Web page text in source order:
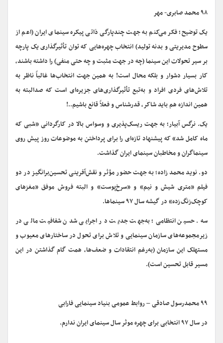
۹۸ محمد صابری- مهر
یک توضیح؛ فکر می‌کنم به جهت چندپارگی ذاتی پیکره سینمای ایران (اعم از
سطوح مدیریتی و بدنه تولید) انتخاب چهره‌هایی که توان تأثیرگذاری یک پارچه
بر سیر تحولات این سینما (چه در جهت مثبت و چه حتی منفی) را داشته باشند،
کار بسیار دشوار و بلکه محال است! به همین جهت انتخاب‌ها غالباً ناظر به
تلاش‌های فردی افراد و به‌تبع تأثیرگذاری‌های جزیره‌ای است که صدالبته به
همین اندازه هم باید شاکر، قدرشناس و فعلاً قانع باشیم..!
یک. نرگس آبیار؛ به جهت ریسک‌پذیری و وسواس بالا در کارگردانی «شبی که
ماه کامل شد» که پیشنهاد تازه‌ای را برای پرداختن به موضوعات روز پیش روی
سینماگران و مخاطبان سینمای ایران گذاشت.
دو. نوید محمد زاده؛ به جهت حضور مؤثر و نقش‌آفرینی تحسین‌برانگیز در دو
فیلم «متری شیش و نیم» و «سرخ‌پوست» و البته فروش موفق «مغزهای
کوچک‌زنگ‌زده» در گیشه سال ۹۷ سینماها.
سه. حسین انتظامی؛ به‌جهت جدیت در اجرایی شدن شفافیت مالی در
زیرمجموعه‌های سازمان سینمایی و تلاش برای تحول در ساختارهای معیوب و
مستهلک این سازمان (به‌رغم انتقادات و ضعف‌ها، همت گام گذاشتن در این
مسیر قابل تحسین است).
۹۹ محمدرسول صادقی – روابط عمومی بنیاد سینمایی فارابی
در سال ۹۷ انتخابی برای چهره موثر سال سینمای ایران ندارم.